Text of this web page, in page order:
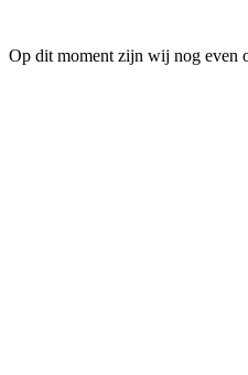
Op dit moment zijn wij nog even